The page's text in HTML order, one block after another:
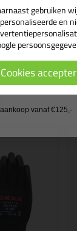
je meer weten
gebruiken
en
Cookies
de actiecode ›
geen cadeau
vanaf €125,-